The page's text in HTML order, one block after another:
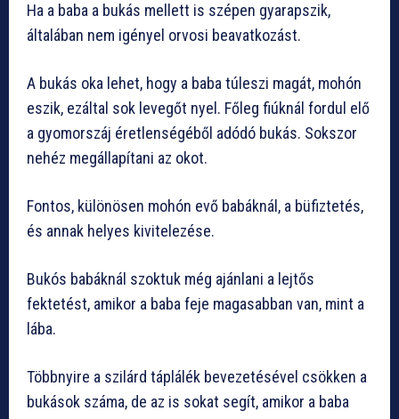
Ha a baba a bukás mellett is szépen gyarapszik,
általában nem igényel orvosi beavatkozást.
A bukás oka lehet, hogy a baba túleszi magát, mohón
eszik, ezáltal sok levegőt nyel. Főleg fiúknál fordul elő
a gyomorszáj éretlenségéből adódó bukás. Sokszor
nehéz megállapítani az okot.
Fontos, különösen mohón evő babáknál, a büfiztetés,
és annak helyes kivitelezése.
Bukós babáknál szoktuk még ajánlani a lejtős
fektetést, amikor a baba feje magasabban van, mint a
lába.
Többnyire a szilárd táplálék bevezetésével csökken a
bukások száma, de az is sokat segít, amikor a baba